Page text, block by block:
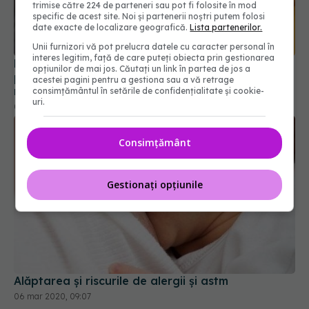
De ce este important să speli hainele înainte de
prima purtare. Dermatita, printre efectele
neplăcute
04 mai 2022, 16:54
Alăptarea și riscurile de alergii și astm
trimise către 224 de parteneri sau pot fi folosite în mod
specific de acest site. Noi și partenerii noștri putem folosi
date exacte de localizare geografică.Lista partenerilor.
Unii furnizori vă pot prelucra datele cu caracter personal în
interes legitim, față de care puteți obiecta prin gestionarea
opțiunilor de mai jos. Căutați un link în partea de jos a
acestei pagini pentru a gestiona sau a vă retrage
consimțământul în setările de confidențialitate și cookie-
uri.
Consimțământ
Gestionați opțiunile